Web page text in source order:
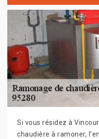
Si vous résidez à
chaudière à ramoner,